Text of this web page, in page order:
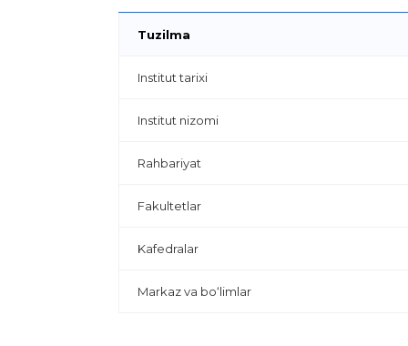
Tuzilma
Institut tarixi
Institut nizomi
Rahbariyat
Fakultetlar
Kafedralar
Markaz va bo‘limlar